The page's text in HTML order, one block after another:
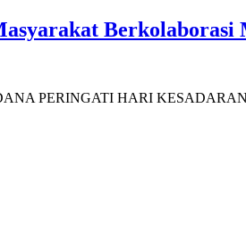
Berkolaborasi
PERINGATI HARI KESADARAN